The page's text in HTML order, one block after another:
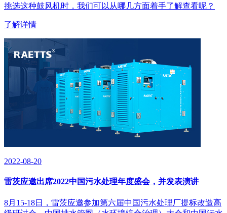
挑选这种鼓风机时，我们可以从哪几方面着手了解查看呢？
了解详情
2022-08-20
雷茨应邀出席2022中国污水处理年度盛会，并发表演讲
​8月15-18日，雷茨应邀参加第六届中国污水处理厂提标改造高